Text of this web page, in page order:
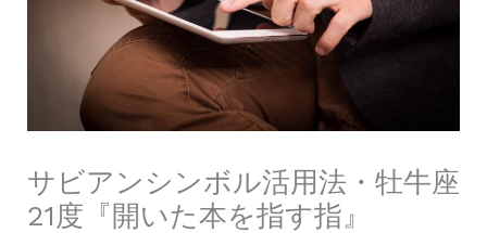
サビアンシンボル活用法・牡牛座
21度『開いた本を指す指』